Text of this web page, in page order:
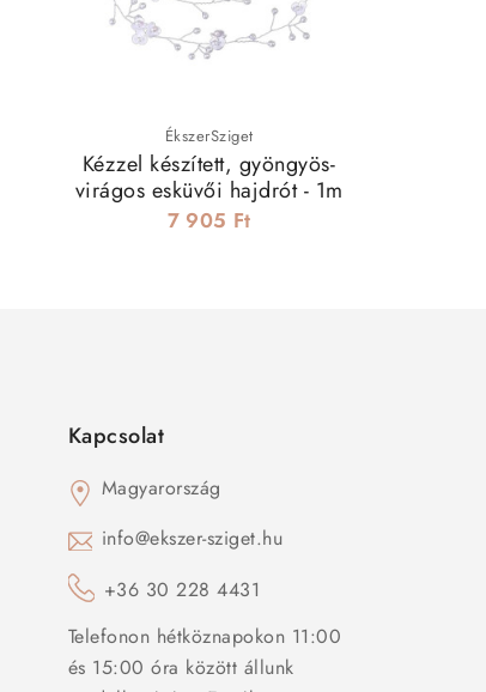
ÉkszerSziget
Kézzel készített, gyöngyös-
virágos esküvői hajdrót - 1m
7 905 Ft
Kapcsolat
Magyarország
info@ekszer-sziget.hu
+36 30 228 4431
Telefonon hétköznapokon 11:00
és 15:00 óra között állunk